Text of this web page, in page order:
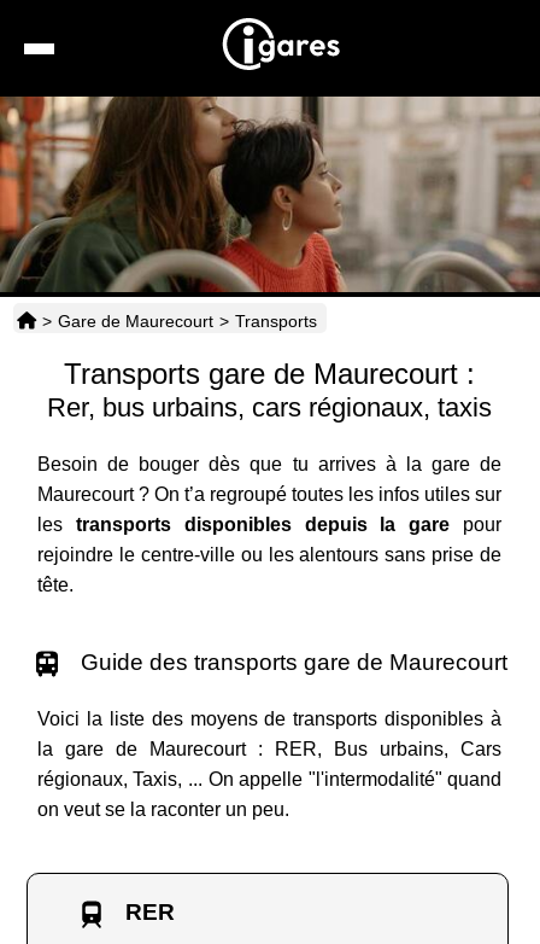
Recherche
Location de voiture
Hôtels
Taxis
Transports
Horaires
> Gare de Maurecourt > Transports
Transports gare de Maurecourt :
Rer, bus urbains, cars régionaux, taxis
Besoin de bouger dès que tu arrives à la gare de
Maurecourt ? On t’a regroupé toutes les infos utiles sur
les transports disponibles depuis la gare pour
rejoindre le centre-ville ou les alentours sans prise de
tête.
Guide des transports gare de Maurecourt
Voici la liste des moyens de transports disponibles à
la gare de Maurecourt : RER, Bus urbains, Cars
régionaux, Taxis, ... On appelle "l'intermodalité" quand
on veut se la raconter un peu.
RER